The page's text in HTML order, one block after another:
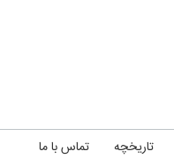
تاریخچه تماس با ما